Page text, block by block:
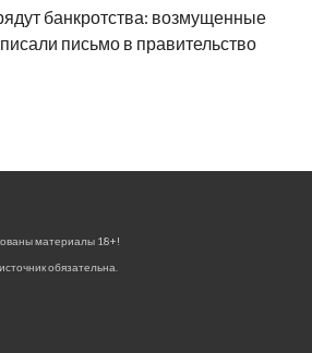
банкротства: возмущенные
письмо в правительство
материалы 18+!
обязательна.